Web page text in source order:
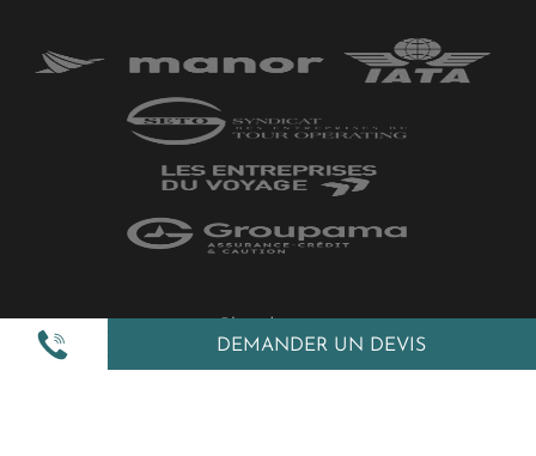
DEMANDER UN DEVIS
Politique de confidentialité